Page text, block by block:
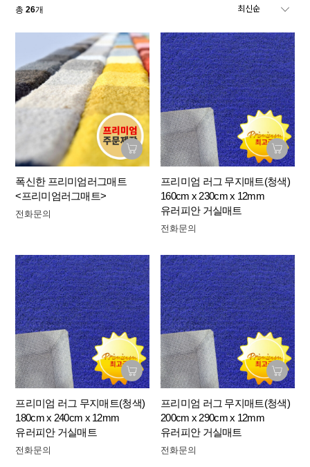
총26개
폭신한 프리미엄러그매트
<프리미엄러그매트>
전화문의
프리미엄 러그 무지매트(청색)
160cm x 230cm x 12mm
유러피안 거실매트
전화문의
프리미엄 러그 무지매트(청색)
180cm x 240cm x 12mm
유러피안 거실매트
전화문의
프리미엄 러그 무지매트(청색)
200cm x 290cm x 12mm
유러피안 거실매트
전화문의